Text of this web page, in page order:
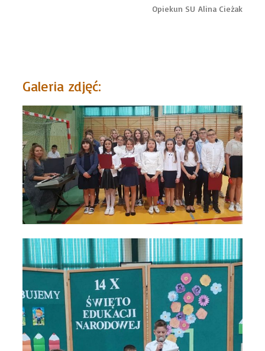
Opiekun SU Alina Cieżak
Galeria zdjęć: